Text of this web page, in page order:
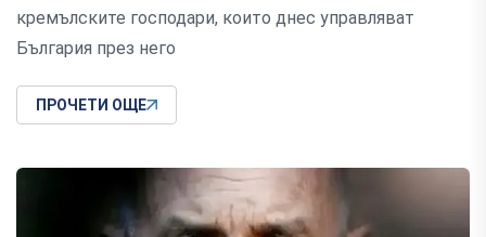
кремълските господари, които днес управляват
България през него
ПРОЧЕТИ ОЩЕ